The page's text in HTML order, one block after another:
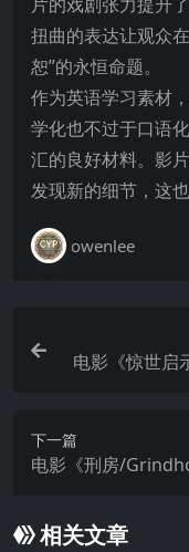
扭曲的表达让观众
恕”的永恒命题。
作为英语学习素材
学化也不过于口语
汇的良好材料。影
发现新的细节，这
owenlee
电影《惊世启
下一篇
电影《刑房/
相关文章